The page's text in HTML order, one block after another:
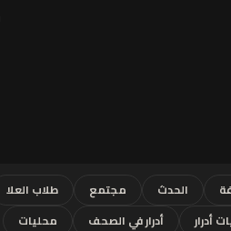
الحدث مجتمع طلاب العلا
أدرار
أدرار في الصحف محليات